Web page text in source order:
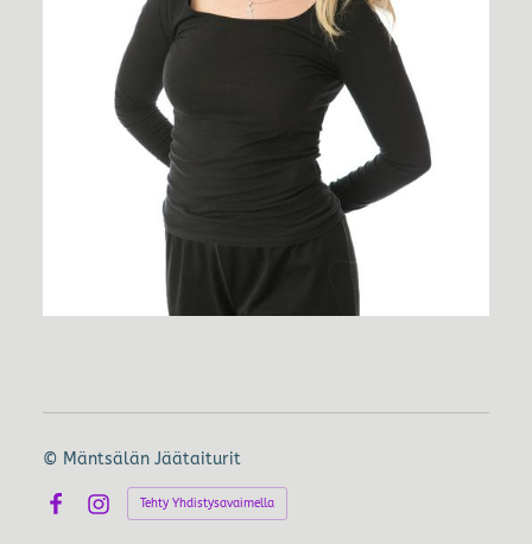
© Mäntsälän Jäätaiturit
Instagram
Tehty Yhdistysavaimella